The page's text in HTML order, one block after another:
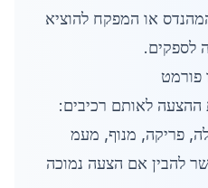
או המפקח להוציא
לספקים.
לאותם רכיבים:
פריקה, מנוף, מעמ
להבין אם הצעה נמוכה